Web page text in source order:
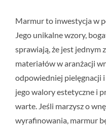
Marmur to inwestycja w
Jego unikalne wzory,
sprawiają, że jest jednym
materiałów w aranżacji
odpowiedniej pielęgnacji
jego walory estetyczne i
warte. Jeśli marzysz o
wyrafinowania, marmur